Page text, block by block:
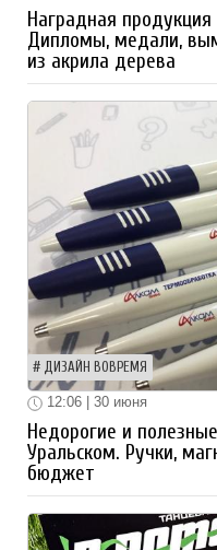
Наградная
Дипломы, медали,
из акрила дерева
ДИЗАЙН ВОВРЕМЯ
12:06 | 30 июня
Недорогие и
Уральском. Ручки,
бюджет